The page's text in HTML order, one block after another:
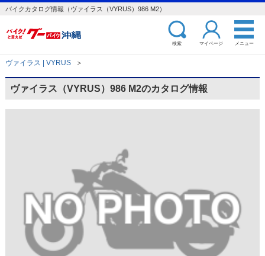
バイクカタログ情報（ヴァイラス（VYRUS）986 M2）
検索 マイページ メニュー
ヴァイラス | VYRUS ＞
ヴァイラス（VYRUS）986 M2のカタログ情報